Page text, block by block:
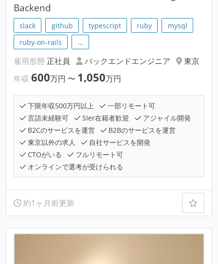
Backend
slack github typescript ruby
mysql
ruby-on-rails
…
雇用形態 正社員 バックエンドエンジニア
東京
年収 600万円 〜 1,050万円
下限年収500万円以上
一部リモート可
言語未経験可
SIer在籍者歓迎
アジャイル開発
B2Cのサービスを運営
B2Bのサービスを運営
東京以外の求人
自社サービスを開発
CTOがいる
フルリモート可
オンラインで選考が受けられる
約1ヶ月前更新